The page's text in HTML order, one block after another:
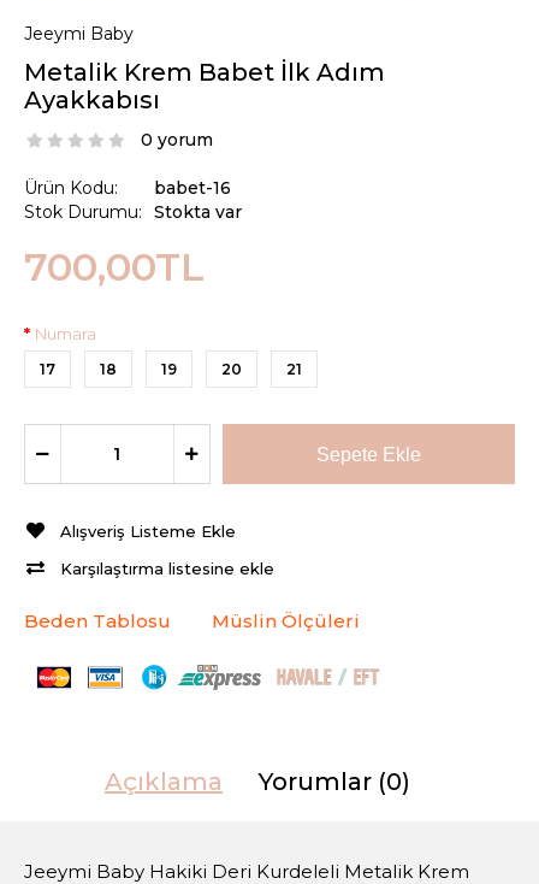
Jeeymi Baby
Metalik Krem Babet İlk Adım
Ayakkabısı
0 yorum
Ürün Kodu:
Stok Durumu:
babet-16
Stokta var
700,00TL
Numara
17 18 19 20 21
Alışveriş Listeme Ekle
Karşılaştırma listesine ekle
Beden Tablosu Müslin Ölçüleri
Açıklama Yorumlar (0)
Jeeymi Baby Hakiki Deri Kurdeleli Metalik Krem